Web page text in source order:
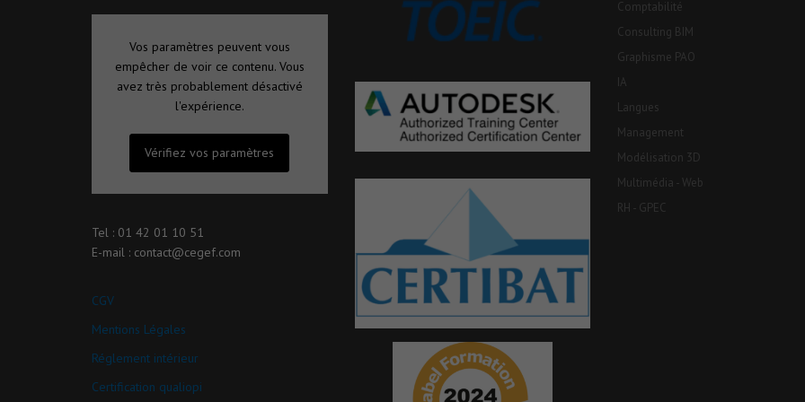
Vos paramètres peuvent vous
empêcher de voir ce contenu. Vous
avez très probablement désactivé
l'expérience.
Vérifiez vos paramètres
Tel : 01 42 01 10 51
E-mail : contact@cegef.com
CGV
Mentions Légales
Réglement intérieur
Certification qualiopi
Comptabilité
Consulting BIM
Graphisme PAO
IA
Langues
Management
Modélisation 3D
Multimédia - Web
RH - GPEC